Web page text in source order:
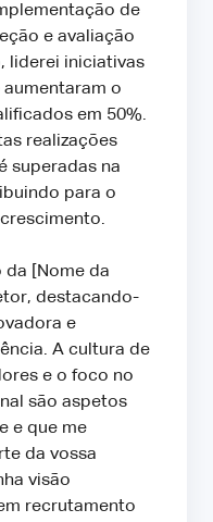
de
e avaliação
liderei iniciativas
o
em 50%.
realizações
superadas na
para o
da [Nome da
destacando-
e
A cultura de
e o foco no
são aspetos
e que me
da vossa
visão
recrutamento